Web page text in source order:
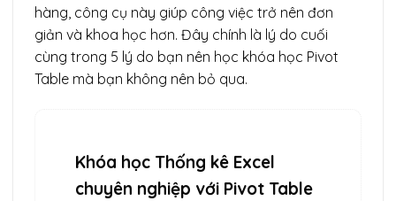
hàng, công cụ này giúp công việc trở nên đơn
giản và khoa học hơn. Đây chính là lý do cuối
cùng trong 5 lý do bạn nên học khóa học Pivot
Table mà bạn không nên bỏ qua.
Khóa học Thống kê Excel
chuyên nghiệp với Pivot Table